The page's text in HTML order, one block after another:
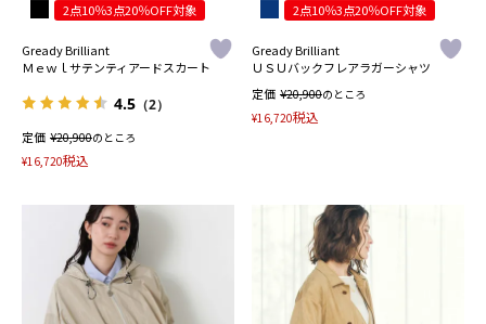
2点10％3点20％OFF対象
Gready Brilliant
Ｍｅｗｌサテンティアードスカート
4.5 （2）
定価 ¥20,900のところ
¥16,720税込
2点10％3点20％OFF対象
Gready Brilliant
ＵＳＵバックフレアラガーシャツ
定価 ¥20,900のところ
¥16,720税込